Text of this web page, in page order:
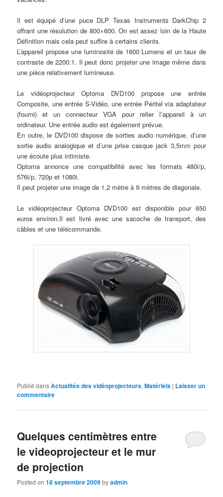
Il est équipé d’une puce DLP Texas Instruments DarkChip 2
offrant une résolution de 800×600. On est assez loin de la Haute
Définition mais cela peut suffire à certains clients.
L’appareil propose une luminosité de 1600 Lumens et un taux de
contraste de 2200:1. Il peut donc projeter une image même dans
une pièce relativement lumineuse.
Le vidéoprojecteur Optoma DVD100 propose une entrée
Composite, une entrée S-Vidéo, une entrée Péritel via adaptateur
(fourni) et un connecteur VGA pour relier l’appareil à un
ordinateur. Une entrée audio est également prévue.
En outre, le DVD100 dispose de sorties audio numérique, d’une
sortie audio analogique et d’une prise casque jack 3,5mm pour
une écoute plus intimiste.
Optoma annonce une compatibilité avec les formats 480i/p,
576i/p, 720p et 1080i.
Il peut projeter une image de 1,2 mètre à 9 mètres de diagonale.
Le vidéoprojecteur Optoma DVD100 est disponible pour 650
euros environ.Il est livré avec une sacoche de transport, des
câbles et une télécommande.
Publié dansActualités des vidéoprojecteurs,Matériels | Laisser un
commentaire
Quelques centimètres entre
le videoprojecteur et le mur
de projection
Posted on18 septembre 2009byadmin